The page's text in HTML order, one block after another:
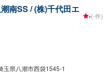
大切に…】お客様との出会いを大
術に自信…】技術に誇りとこだわり
守りたい…】企業成長を続けなが
南SS / (株)千代田エ
-(-件)
玉県八潮市西袋1545-1